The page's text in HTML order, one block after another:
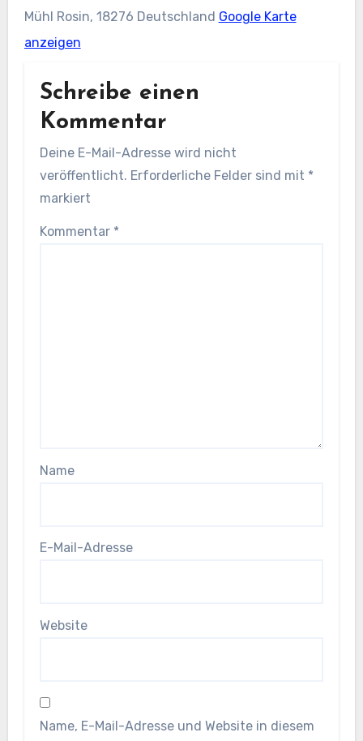
Mühl Rosin, 18276 Deutschland Google Karte
anzeigen
Schreibe einen
Kommentar
Deine E-Mail-Adresse wird nicht
veröffentlicht. Erforderliche Felder sind mit *
markiert
Kommentar *
Name
E-Mail-Adresse
Website
Name, E-Mail-Adresse und Website in diesem